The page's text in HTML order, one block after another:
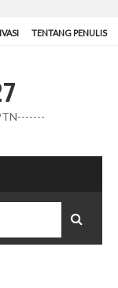
TENTANG PENULIS